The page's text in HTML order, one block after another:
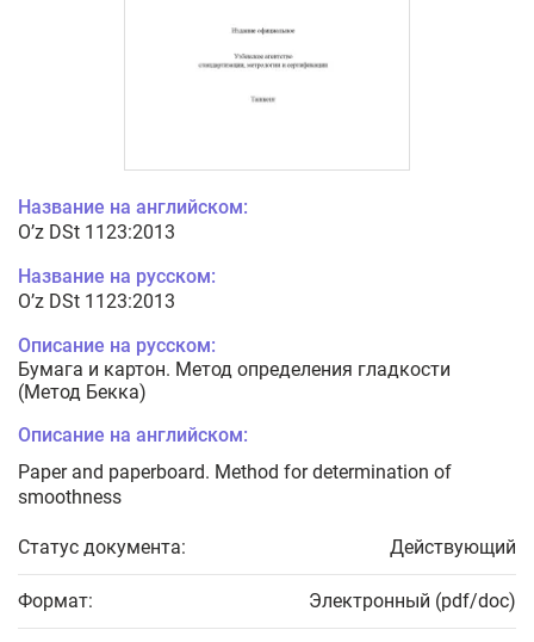
Название на английском:
O’z DSt 1123:2013
Название на русском:
O’z DSt 1123:2013
Описание на русском:
Бумага и картон. Метод определения гладкости
(Метод Бекка)
Описание на английском:
Paper and paperboard. Method for determination of
smoothness
Статус документа: Действующий
Формат: Электронный (pdf/doc)